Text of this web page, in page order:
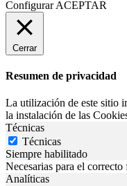
Configurar ACEPTAR
Cerrar
Resumen de privacidad
La utilización de este sitio
la instalación de las
Técnicas
Técnicas
Siempre habilitado
Necesarias para el
Analíticas